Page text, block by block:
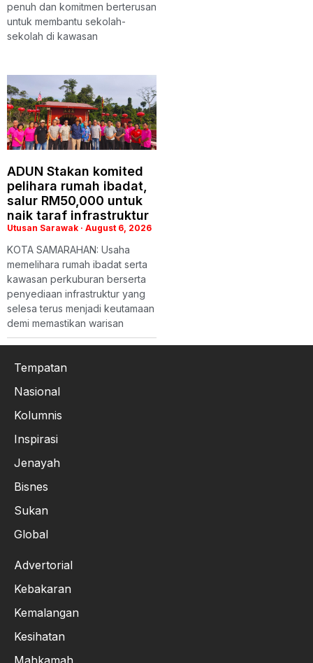
penuh dan komitmen berterusan
untuk membantu sekolah-
sekolah di kawasan
ADUN Stakan komited
pelihara rumah ibadat,
salur RM50,000 untuk
naik taraf infrastruktur
Utusan Sarawak August 6, 2026
KOTA SAMARAHAN: Usaha
memelihara rumah ibadat serta
kawasan perkuburan berserta
penyediaan infrastruktur yang
selesa terus menjadi keutamaan
demi memastikan warisan
Tempatan
Nasional
Kolumnis
Inspirasi
Jenayah
Bisnes
Sukan
Global
Advertorial
Kebakaran
Kemalangan
Kesihatan